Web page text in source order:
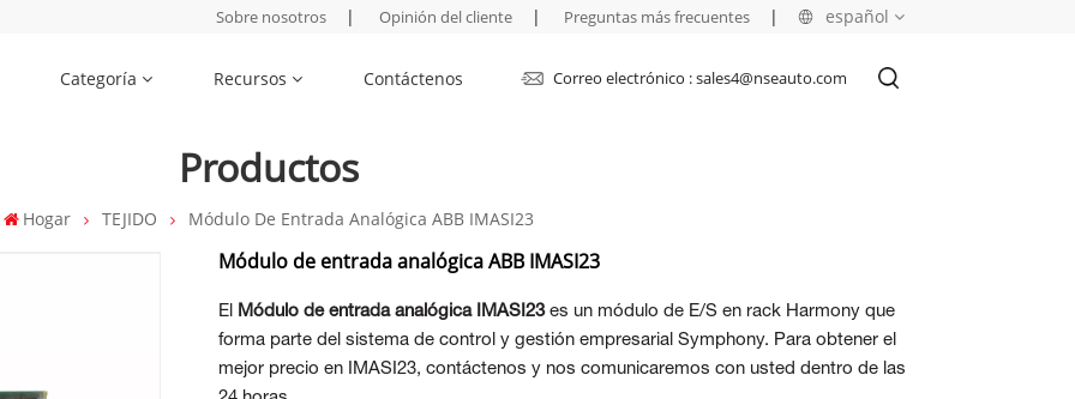
español
العربية
Sobre nosotros | Opinión del cliente | Preguntas más frecuentes |
Categoría Recursos Contáctenos Correo electrónico : sales4@nseauto.com
Productos
Hogar TEJIDO Módulo De Entrada Analógica ABB IMASI23
Módulo de entrada analógica ABB IMASI23
El Módulo de entrada analógica IMASI23es un módulo de E/S en rack Harmony que
forma parte del sistema de control y gestión empresarial Symphony. Para obtener el
mejor precio en IMASI23, contáctenos y nos comunicaremos con usted dentro de las